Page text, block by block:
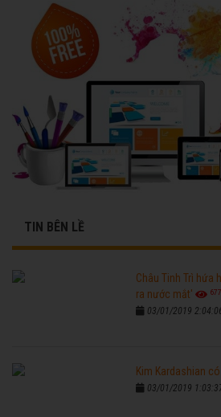
TIN BÊN LỀ
Châu Tinh Trì hứa
ra nước mắt'
03/01/2019
Kim Kardashian
03/01/2019